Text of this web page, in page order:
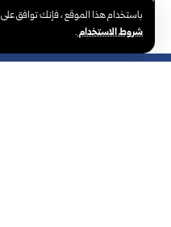
باستخدام هذا الموقع ، فإنك توافق على
شروط الاستخدام.